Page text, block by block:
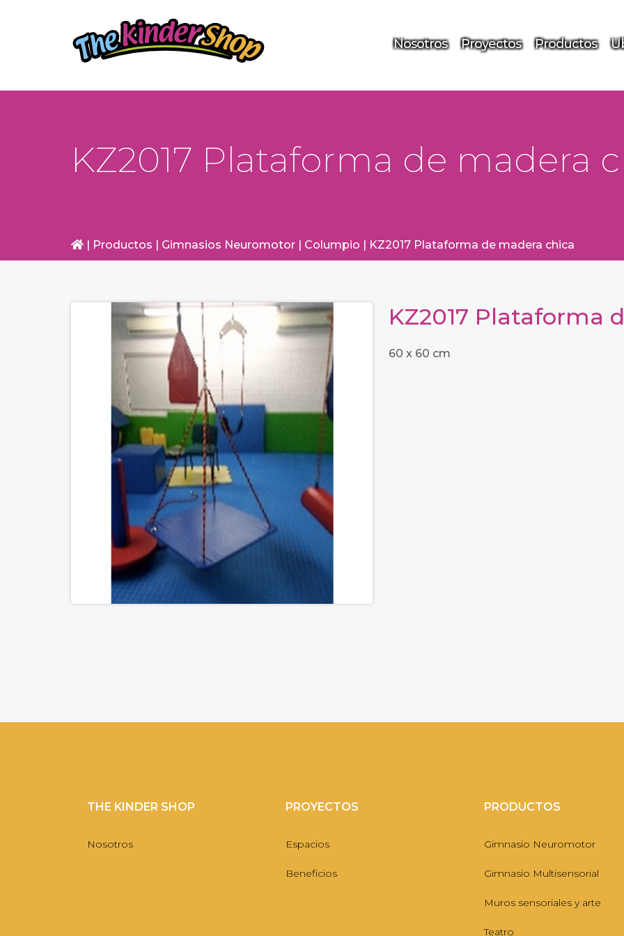
Nosotros Proyectos Productos
KZ2017 Plataforma de madera
| Productos | Gimnasios Neuromotor | Columpio | KZ2017 Plataforma de madera chica
KZ2017 Plataforma
60 x 60 cm
THE KINDER SHOP
Nosotros
PROYECTOS
Espacios
Beneficios
PRODUCTOS
Gimnasio Neuromotor
Gimnasio Multisensorial
Muros sensoriales y arte
Teatro